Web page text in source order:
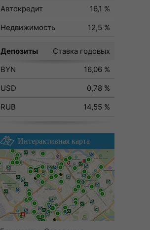
Автокредит
16,1 %
Недвижимость
12,5 %
Депозиты
Ставка годовых
BYN
16,06 %
USD
0,78 %
RUB
14,55 %
Интерактивная карта